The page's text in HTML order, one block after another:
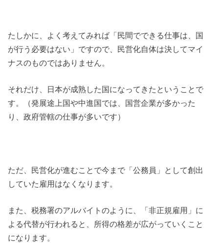
たしかに、よく考えてみれば「民間でできる仕事は、国
が行う必要はない」ですので、民営化自体は決してマイ
ナスのものではありません。
それだけ、日本が成熟した国になってきたということで
す。（発展途上国や中進国では、国営企業が多かった
り、政府管轄の仕事が多いです）
ただ、民営化が進むことで今まで「公務員」として創出
していた雇用はなくなります。
また、税務署のアルバイトのように、「非正規雇用」に
よる代替が行われると、所得の格差が広がっていくこと
になります。